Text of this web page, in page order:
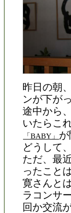
昨日の朝
ンが下が
途中から
いたらこ
「BABY」 が
どうして
ただ、最
ったこと
寛さんと
ラコンサ
回か交流